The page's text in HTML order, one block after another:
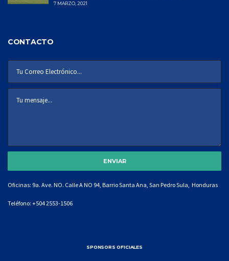
7 MARZO, 2021
CONTACTO
Oficinas: 9a. Ave. NO. Calle A NO 94, Barrio Santa Ana, San Pedro Sula, Honduras
Teléfono: +504 2553-1506
SPONSORS OFICIALES